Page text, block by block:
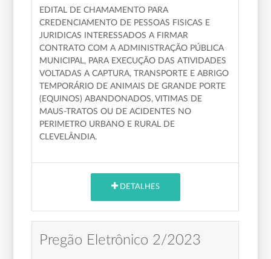
EDITAL DE CHAMAMENTO PARA
CREDENCIAMENTO DE PESSOAS FISICAS E
JURIDICAS INTERESSADOS A FIRMAR
CONTRATO COM A ADMINISTRAÇÃO PÚBLICA
MUNICIPAL, PARA EXECUÇÃO DAS ATIVIDADES
VOLTADAS A CAPTURA, TRANSPORTE E ABRIGO
TEMPORÁRIO DE ANIMAIS DE GRANDE PORTE
(EQUINOS) ABANDONADOS, VITIMAS DE
MAUS-TRATOS OU DE ACIDENTES NO
PERIMETRO URBANO E RURAL DE
CLEVELÂNDIA.
DETALHES
Pregão Eletrônico 2/2023